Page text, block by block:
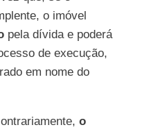
o imóvel
pela dívida e poderá
de execução,
em nome do
o